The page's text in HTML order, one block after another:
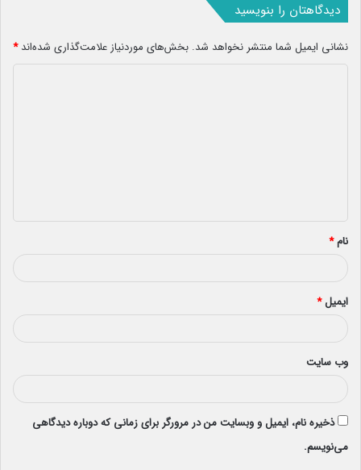
دیدگاهتان را بنویسید
نشانی ایمیل شما منتشر نخواهد شد. بخش‌های موردنیاز علامت‌گذاری شده‌اند*
*
نام*
ایمیل*
وب‌ سایت
ذخیره نام، ایمیل و وبسایت من در مرورگر برای زمانی که دوباره دیدگاهی
می‌نویسم.